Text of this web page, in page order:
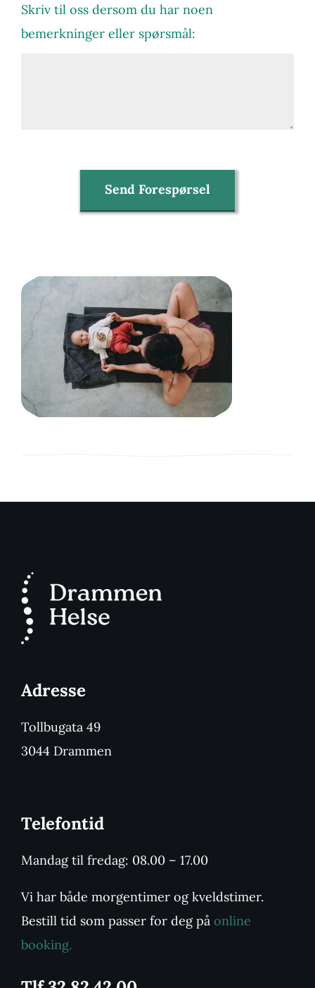
Skriv til oss dersom du har noen
bemerkninger eller spørsmål:
Send Forespørsel
Adresse
Tollbugata 49
3044 Drammen
Telefontid
Mandag til fredag: 08.00 – 17.00
Vi har både morgentimer og kveldstimer.
Bestill tid som passer for deg på online
booking.